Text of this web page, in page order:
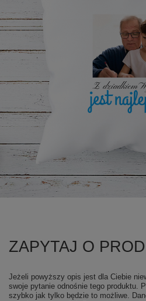
ZAPYTAJ O
Jeżeli powyższy opis jest dla Ciebie
swoje pytanie odnośnie tego produktu.
szybko jak tylko będzie to możliwe.